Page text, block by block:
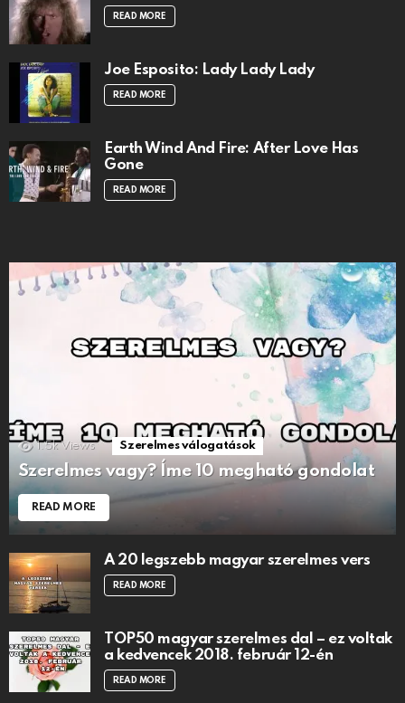
READ MORE
Joe Esposito: Lady Lady Lady
READ MORE
Earth Wind And Fire: After Love Has
Gone
READ MORE
1.5k Views Szerelmes válogatások
Szerelmes vagy? Íme 10 megható gondolat
READ MORE
A 20 legszebb magyar szerelmes vers
READ MORE
TOP50 magyar szerelmes dal – ez voltak
a kedvencek 2018. február 12-én
READ MORE